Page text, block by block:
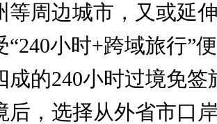
等周边城市，又或延
“240小时+跨域旅行”
成的240小时过境免签
后，选择从外省市口